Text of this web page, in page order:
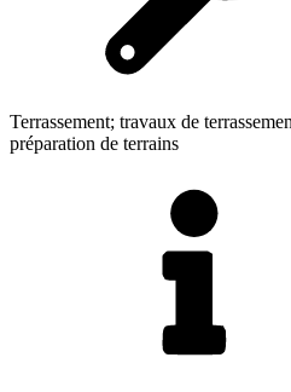
Terrassement; travaux de
préparation de terrains